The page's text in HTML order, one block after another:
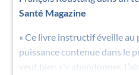
Santé Magazine
« Ce livre instructif éveille au
puissance contenue dans le
veut bien s’y abandonner.